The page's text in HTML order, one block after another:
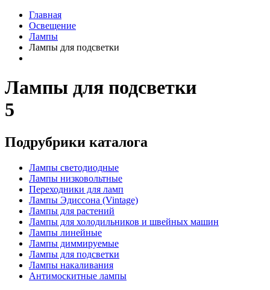
Главная
Освещение
Лампы
Лампы для подсветки
Лампы для подсветки
5
Подрубрики каталога
Лампы светодиодные
Лампы низковольтные
Переходники для ламп
Лампы Эдиссона (Vintage)
Лампы для растений
Лампы для холодильников и швейных машин
Лампы линейные
Лампы диммируемые
Лампы для подсветки
Лампы накаливания
Антимоскитные лампы